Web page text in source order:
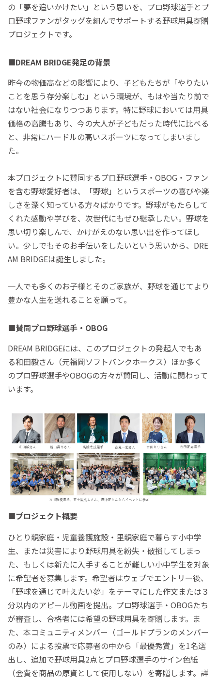
の「夢を追いかけたい」という思いを、プロ野球選手とプ
ロ野球ファンがタッグを組んでサポートする野球用具寄贈
プロジェクトです。
■DREAM BRIDGE発足の背景
昨今の物価高などの影響により、子どもたちが「やりたい
ことを思う存分楽しむ」という環境が、もはや当たり前で
はない社会になりつつあります。特に野球においては用具
価格の高騰もあり、今の大人が子どもだった時代に比べる
と、非常にハードルの高いスポーツになってしまいまし
た。
本プロジェクトに賛同するプロ野球選手・OBOG・ファン
を含む野球愛好者は、「野球」というスポーツの喜びや楽
しさを深く知っている方々ばかりです。野球がもたらして
くれた感動や学びを、次世代にもぜひ継承したい。野球を
思い切り楽しんで、かけがえのない思い出を作ってほし
い。少しでもそのお手伝いをしたいという思いから、DRE
AM BRIDGEは誕生しました。
一人でも多くのお子様とそのご家族が、野球を通じてより
豊かな人生を送れることを願って。
■賛同プロ野球選手・OBOG
DREAM BRIDGEには、このプロジェクトの発起人でもあ
る和田毅さん（元福岡ソフトバンクホークス）ほか多く
のプロ野球選手やOBOGの方々が賛同し、活動に関わって
います。
■プロジェクト概要
ひとり親家庭・児童養護施設・里親家庭で暮らす小中学
生、または災害により野球用具を紛失・破損してしまっ
た、もしくは新たに入手することが難しい小中学生を対象
に希望者を募集します。希望者はウェブでエントリー後、
「野球を通じて叶えたい夢」をテーマにした作文または３
分以内のアピール動画を提出。プロ野球選手・OBOGたち
が審査し、合格者には希望の野球用具を寄贈します。ま
た、本コミュニティメンバー（ゴールドプランのメンバー
のみ）による投票で応募者の中から「最優秀賞」を1名選
出し、追加で野球用具2点とプロ野球選手のサイン色紙
（会費を商品の原資として使用しない）を寄贈します。詳